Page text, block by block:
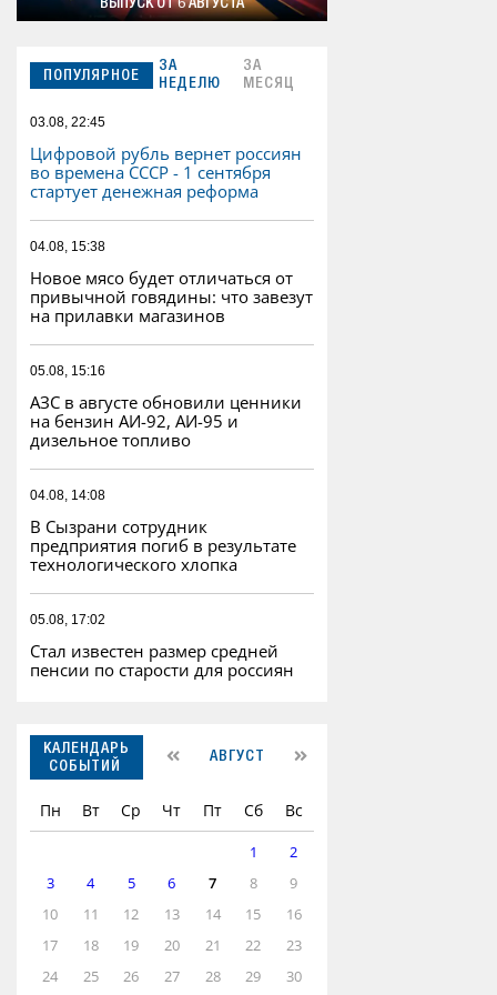
ВЫПУСК ОТ 6 АВГУСТА
ПОПУЛЯРНОЕ
ЗА
НЕДЕЛЮ
ЗА
МЕСЯЦ
03.08, 22:45
Цифровой рубль вернет россиян
во времена СССР - 1 сентября
стартует денежная реформа
04.08, 15:38
Новое мясо будет отличаться от
привычной говядины: что завезут
на прилавки магазинов
05.08, 15:16
АЗС в августе обновили ценники
на бензин АИ-92, АИ-95 и
дизельное топливо
04.08, 14:08
В Сызрани сотрудник
предприятия погиб в результате
технологического хлопка
05.08, 17:02
Стал известен размер средней
пенсии по старости для россиян
КАЛЕНДАРЬ
СОБЫТИЙ
АВГУСТ
Пн Вт Ср Чт Пт Сб Вс
1
2
3
4 5 6 7 8
9
10
11 12 13 14 15
16
17
18 19 20 21 22
23
24
25 26 27 28 29 30